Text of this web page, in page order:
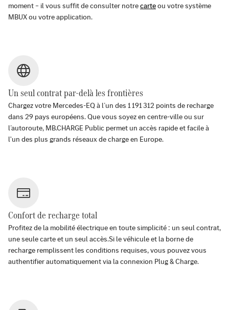
moment – il vous suffit de consulter notrecarteou votre système
MBUX ou votre application.
Un seul contrat par-delà les frontières
Chargez votre Mercedes-EQ à l’un des 1 191 312 points de recharge
dans 29 pays européens. Que vous soyez en centre-ville ou sur
l’autoroute, MB.CHARGE Public permet un accès rapide et facile à
l'un des plus grands réseaux de charge en Europe.
Confort de recharge total
Profitez de la mobilité électrique en toute simplicité : un seul contrat,
une seule carte et un seul accès.Si le véhicule et la borne de
recharge remplissent les conditions requises, vous pouvez vous
authentifier automatiquement via la connexion Plug & Charge.